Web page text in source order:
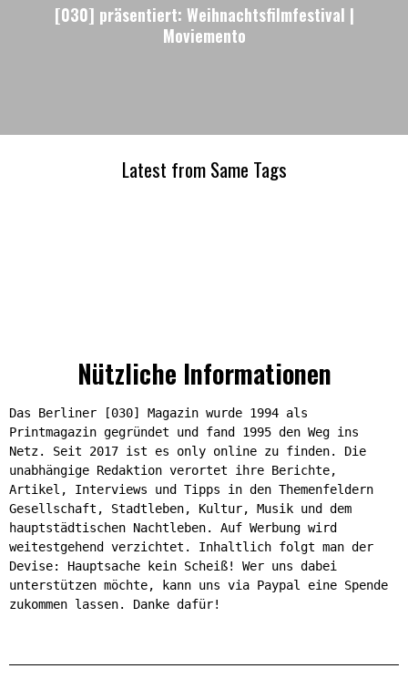
[030] präsentiert: Weihnachtsfilmfestival |
Moviemento
Latest from Same Tags
Nützliche Informationen
Das Berliner [030] Magazin wurde 1994 als
Printmagazin gegründet und fand 1995 den Weg ins
Netz. Seit 2017 ist es only online zu finden. Die
unabhängige Redaktion verortet ihre Berichte,
Artikel, Interviews und Tipps in den Themenfeldern
Gesellschaft, Stadtleben, Kultur, Musik und dem
hauptstädtischen Nachtleben. Auf Werbung wird
weitestgehend verzichtet. Inhaltlich folgt man der
Devise: Hauptsache kein Scheiß! Wer uns dabei
unterstützen möchte, kann uns via Paypal eine Spende
zukommen lassen. Danke dafür!